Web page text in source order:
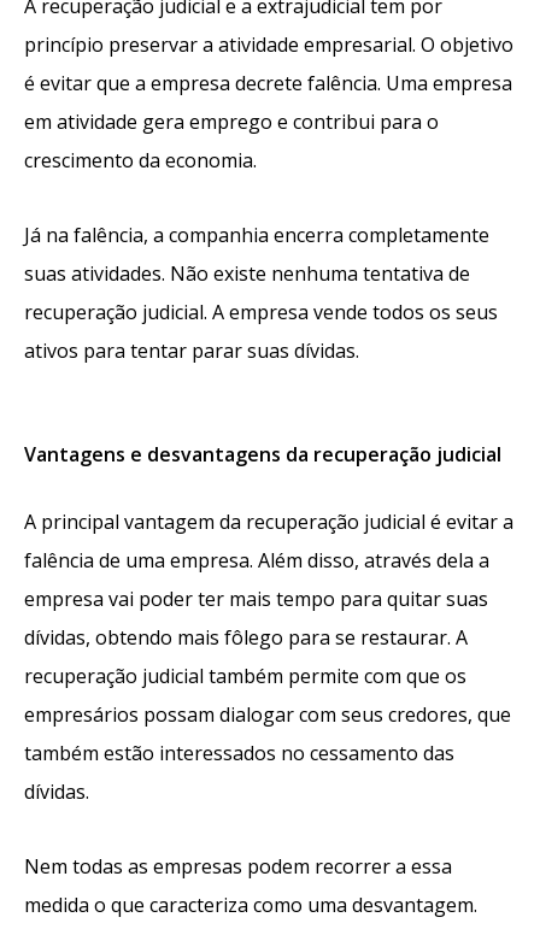
A recuperação judicial e a extrajudicial tem por
princípio preservar a atividade empresarial. O objetivo
é evitar que a empresa decrete falência. Uma empresa
em atividade gera emprego e contribui para o
crescimento da economia.
Já na falência, a companhia encerra completamente
suas atividades. Não existe nenhuma tentativa de
recuperação judicial. A empresa vende todos os seus
ativos para tentar parar suas dívidas.
Vantagens e desvantagens da recuperação judicial
A principal vantagem da recuperação judicial é evitar a
falência de uma empresa. Além disso, através dela a
empresa vai poder ter mais tempo para quitar suas
dívidas, obtendo mais fôlego para se restaurar. A
recuperação judicial também permite com que os
empresários possam dialogar com seus credores, que
também estão interessados no cessamento das
dívidas.
Nem todas as empresas podem recorrer a essa
medida o que caracteriza como uma desvantagem.